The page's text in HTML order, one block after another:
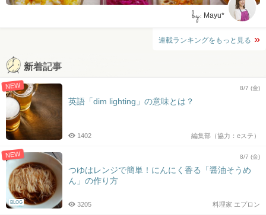
by: Mayu*
連載ランキングをもっと見る
新着記事
NEW 8/7 (金)
英語「dim lighting」の意味とは？
編集部（協力：eステ）
1402
NEW
BLOG
8/7 (金)
つゆはレンジで簡単！にんにく香る「醤油そうめ
ん」の作り方
料理家 エプロン
3205